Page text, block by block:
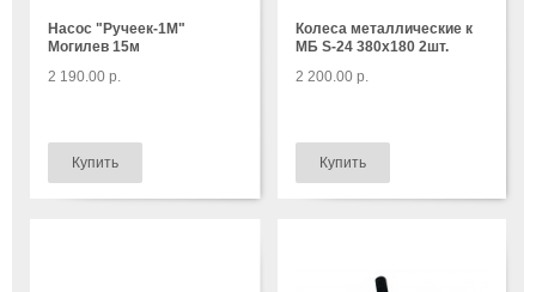
Насос "Ручеек-1М"
Могилев 15м
2 190.00 р.
Колеса металлические к
МБ S-24 380х180 2шт.
2 200.00 р.